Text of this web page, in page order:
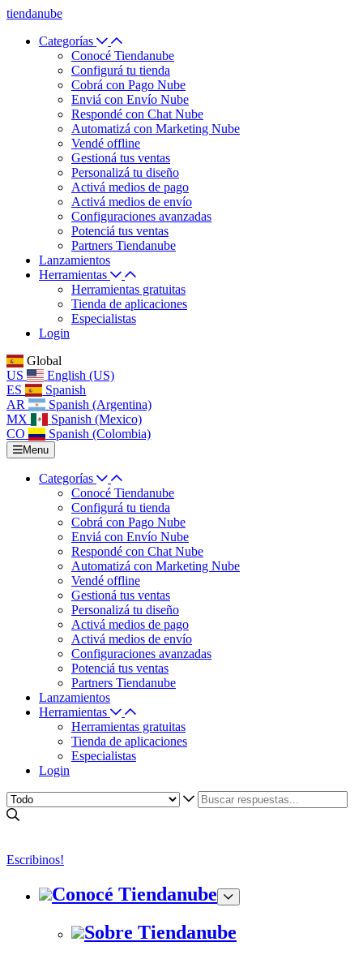
tiendanube
Categorías
Conocé Tiendanube
Configurá tu tienda
Cobrá con Pago Nube
Enviá con Envío Nube
Respondé con Chat Nube
Automatizá con Marketing Nube
Vendé offline
Gestioná tus ventas
Personalizá tu diseño
Activá medios de pago
Activá medios de envío
Configuraciones avanzadas
Potenciá tus ventas
Partners Tiendanube
Lanzamientos
Herramientas
Herramientas gratuitas
Tienda de aplicaciones
Especialistas
Login
Global
US
English (US)
ES
Spanish
AR
Spanish (Argentina)
MX
Spanish (Mexico)
CO
Spanish (Colombia)
Menu
Categorías
Conocé Tiendanube
Configurá tu tienda
Cobrá con Pago Nube
Enviá con Envío Nube
Respondé con Chat Nube
Automatizá con Marketing Nube
Vendé offline
Gestioná tus ventas
Personalizá tu diseño
Activá medios de pago
Activá medios de envío
Configuraciones avanzadas
Potenciá tus ventas
Partners Tiendanube
Lanzamientos
Herramientas
Herramientas gratuitas
Tienda de aplicaciones
Especialistas
Login
Escribinos!
Conocé Tiendanube
Sobre Tiendanube